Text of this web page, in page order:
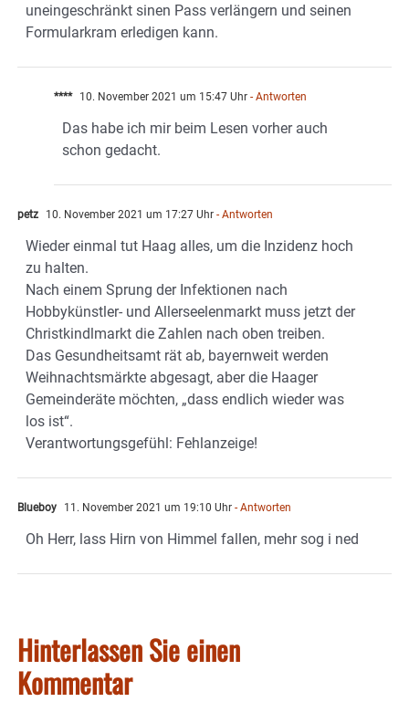
uneingeschränkt sinen Pass verlängern und seinen
Formularkram erledigen kann.
**** 10. November 2021 um 15:47 Uhr - Antworten
Das habe ich mir beim Lesen vorher auch
schon gedacht.
petz 10. November 2021 um 17:27 Uhr - Antworten
Wieder einmal tut Haag alles, um die Inzidenz hoch
zu halten.
Nach einem Sprung der Infektionen nach
Hobbykünstler- und Allerseelenmarkt muss jetzt der
Christkindlmarkt die Zahlen nach oben treiben.
Das Gesundheitsamt rät ab, bayernweit werden
Weihnachtsmärkte abgesagt, aber die Haager
Gemeinderäte möchten, „dass endlich wieder was
los ist“.
Verantwortungsgefühl: Fehlanzeige!
Blueboy 11. November 2021 um 19:10 Uhr - Antworten
Oh Herr, lass Hirn von Himmel fallen, mehr sog i ned
Hinterlassen Sie einen
Kommentar